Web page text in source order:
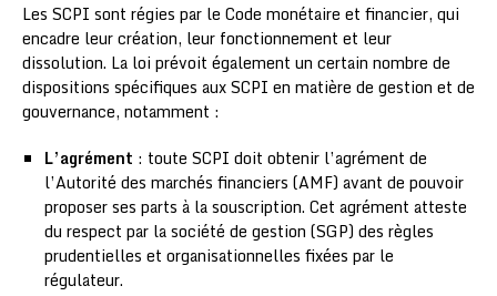
Les SCPI sont régies par le Code monétaire et financier, qui
encadre leur création, leur fonctionnement et leur
dissolution. La loi prévoit également un certain nombre de
dispositions spécifiques aux SCPI en matière de gestion et de
gouvernance, notamment :
L’agrément : toute SCPI doit obtenir l’agrément de
l’Autorité des marchés financiers (AMF) avant de pouvoir
proposer ses parts à la souscription. Cet agrément atteste
du respect par la société de gestion (SGP) des règles
prudentielles et organisationnelles fixées par le
régulateur.